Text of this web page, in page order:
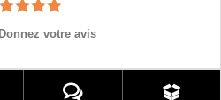
Donnez votre avis